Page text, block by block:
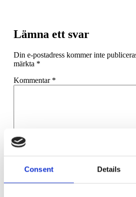
Consent Details
Lämna ett svar
Din e-postadress kommer inte
märkta *
Kommentar *